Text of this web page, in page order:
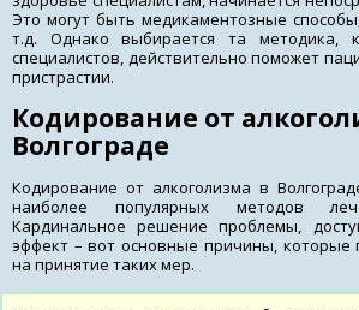
Это могут быть медикаментозные
т.д. Однако выбирается та методика,
специалистов, действительно поможет
пристрастии.
Кодирование от
Волгограде
Кодирование от алкоголизма в
наиболее популярных методов
Кардинальное решение проблемы,
эффект – вот основные причины, которые
на принятие таких мер.